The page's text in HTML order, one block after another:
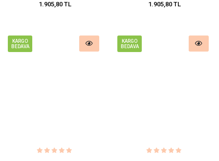
1.905,80 TL 1.905,80 TL
KARGO
BEDAVA
KARGO
BEDAVA